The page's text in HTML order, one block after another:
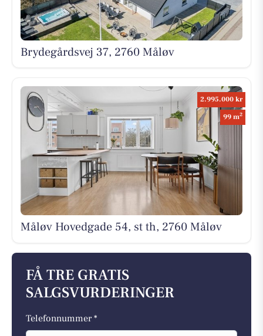
Brydegårdsvej 37, 2760 Måløv
2.995.000 kr
99 m2
Måløv Hovedgade 54, st th, 2760 Måløv
FÅ TRE GRATIS
SALGSVURDERINGER
Telefonnummer *